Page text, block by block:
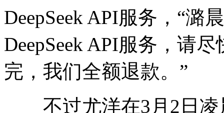
DeepSeek API服务，“潞
DeepSeek API服务，请
完，我们全额退款。”
不过尤洋在3月2日凌